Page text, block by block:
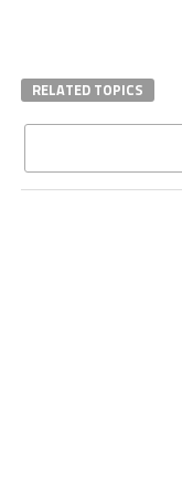
RELATED TOPICS